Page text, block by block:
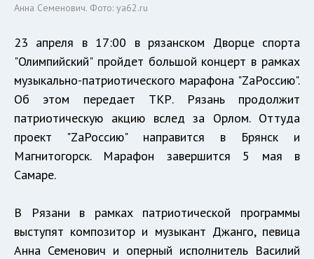
Анна Семенович. Фото: ya62.ru
23 апреля в 17:00 в рязанском Дворце спорта
"Олимпийский" пройдет большой концерт в рамках
музыкально-патриотического марафона "ZaРоссию".
Об этом передает ТКР. Рязань продолжит
патриотическую акцию вслед за Орлом. Оттуда
проект "ZaРоссию" направится в Брянск и
Магнитогорск. Марафон завершится 5 мая в
Самаре.
В Рязани в рамках патриотической программы
выступят композитор и музыкант Джанго, певица
Анна Семенович и оперный исполнитель Василий